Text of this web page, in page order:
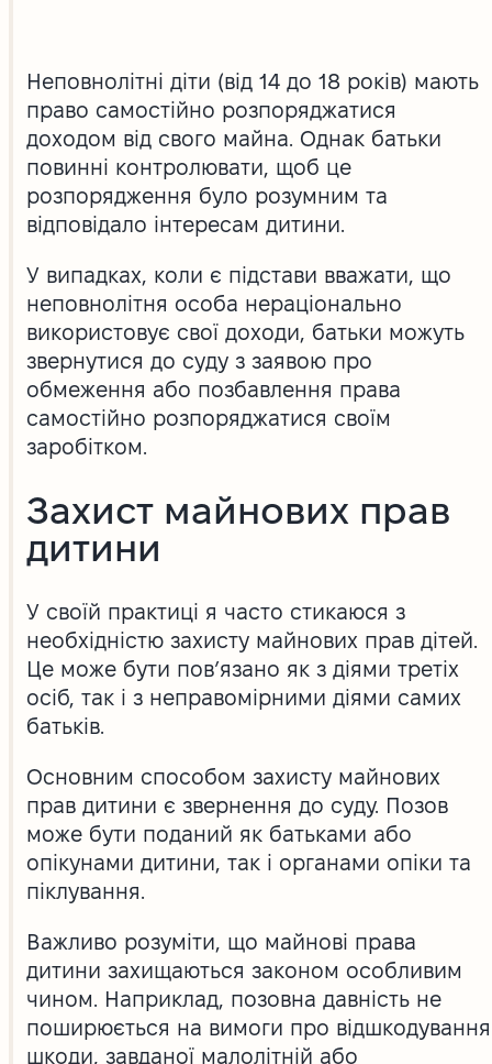
Неповнолітні діти (від 14 до 18 років) мають
право самостійно розпоряджатися
доходом від свого майна. Однак батьки
повинні контролювати, щоб це
розпорядження було розумним та
відповідало інтересам дитини.
У випадках, коли є підстави вважати, що
неповнолітня особа нераціонально
використовує свої доходи, батьки можуть
звернутися до суду з заявою про
обмеження або позбавлення права
самостійно розпоряджатися своїм
заробітком.
Захист майнових прав
дитини
У своїй практиці я часто стикаюся з
необхідністю захисту майнових прав дітей.
Це може бути пов’язано як з діями третіх
осіб, так і з неправомірними діями самих
батьків.
Основним способом захисту майнових
прав дитини є звернення до суду. Позов
може бути поданий як батьками або
опікунами дитини, так і органами опіки та
піклування.
Важливо розуміти, що майнові права
дитини захищаються законом особливим
чином. Наприклад, позовна давність не
поширюється на вимоги про відшкодування
шкоди, завданої малолітній або